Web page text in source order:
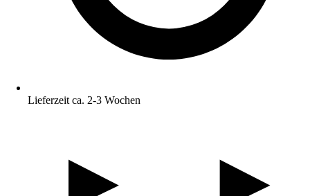
Lieferzeit ca. 2-3 Wochen